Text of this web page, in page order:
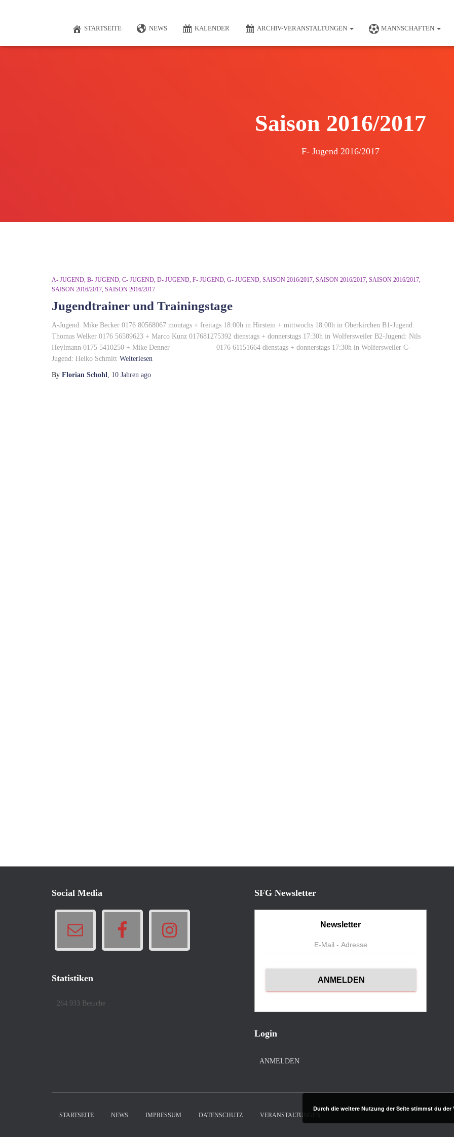
STARTSEITE NEWS KALENDER ARCHIV-VERANSTALTUNGEN MANNSCHAFTEN
Saison 2016/2017
F- Jugend 2016/2017
A- JUGEND B- JUGEND C- JUGEND D- JUGEND F- JUGEND G- JUGEND SAISON 2016/2017 SAISON 2016/2017 SAISON 2016/2017
SAISON 2016/2017 SAISON 2016/2017
Jugendtrainer und Trainingstage
A-Jugend: Mike Becker 0176 80568067 montags + freitags 18:00h in Hirstein + mittwochs 18:00h in Oberkirchen B1-Jugend:
Thomas Welker 0176 56589623 + Marco Kunz 017681275392 dienstags + donnerstags 17:30h in Wolfersweiler B2-Jugend: Nils
Heylmann 0175 5410250 + Mike Denner 0176 61151664 dienstags + donnerstags 17:30h in Wolfersweiler C-
Jugend: Heiko Schmitt Weiterlesen
By Florian Schohl, 10 Jahren ago
Social Media
Statistiken
264.933 Besuche
SFG Newsletter
Newsletter
Login
ANMELDEN
STARTSEITE NEWS IMPRESSUM DATENSCHUTZ VERANSTALTUNGEN
Durch die weitere Nutzung der Seite stimmst du